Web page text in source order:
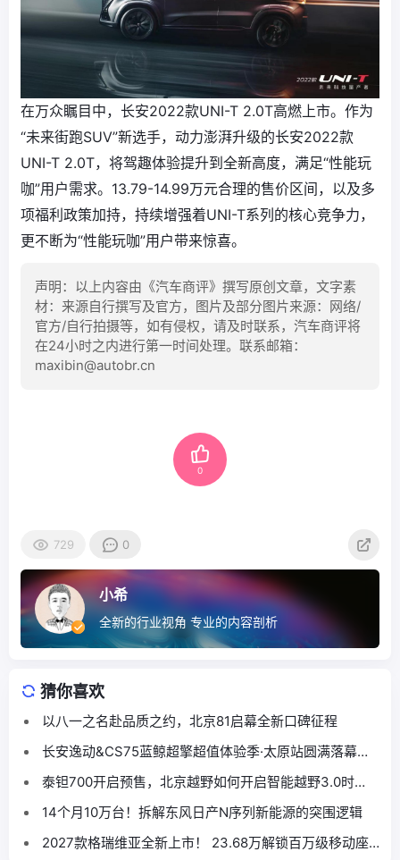
在万众瞩目中，长安2022款UNI-T 2.0T高燃上市。作为
“未来街跑SUV”新选手，动力澎湃升级的长安2022款
UNI-T 2.0T，将驾趣体验提升到全新高度，满足“性能玩
咖”用户需求。13.79-14.99万元合理的售价区间，以及多
项福利政策加持，持续增强着UNI-T系列的核心竞争力，
更不断为“性能玩咖”用户带来惊喜。
声明：以上内容由《汽车商评》撰写原创文章，文字素
材：来源自行撰写及官方，图片及部分图片来源：网络/
官方/自行拍摄等，如有侵权，请及时联系，汽车商评将
在24小时之内进行第一时间处理。联系邮箱：
maxibin@autobr.cn
0
729 0
小希
全新的行业视角 专业的内容剖析
猜你喜欢
以八一之名赴品质之约，北京81启幕全新口碑征程
长安逸动&CS75蓝鲸超擎超值体验季·太原站圆满落幕，
泰钽700开启预售，北京越野如何开启智能越野3.0时
14个月10万台！拆解东风日产N序列新能源的突围逻辑
2027款格瑞维亚全新上市！ 23.68万解锁百万级移动座